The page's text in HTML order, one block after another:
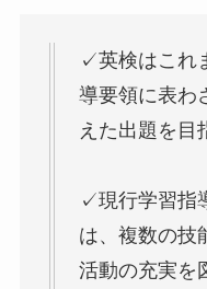
✓英検はこれ
導要領に表わ
えた出題を目
✓現行学習指
は、複数の技
活動の充実を